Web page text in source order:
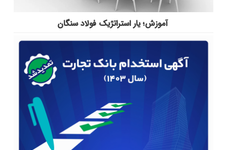
آموزش؛ یار استراتژیک فولاد سنگان